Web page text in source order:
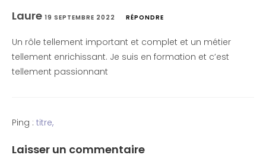
Laure 19 SEPTEMBRE 2022 RÉPONDRE
Un rôle tellement important et complet et un métier
tellement enrichissant. Je suis en formation et c’est
tellement passionnant
Ping : titre,
Laisser un commentaire